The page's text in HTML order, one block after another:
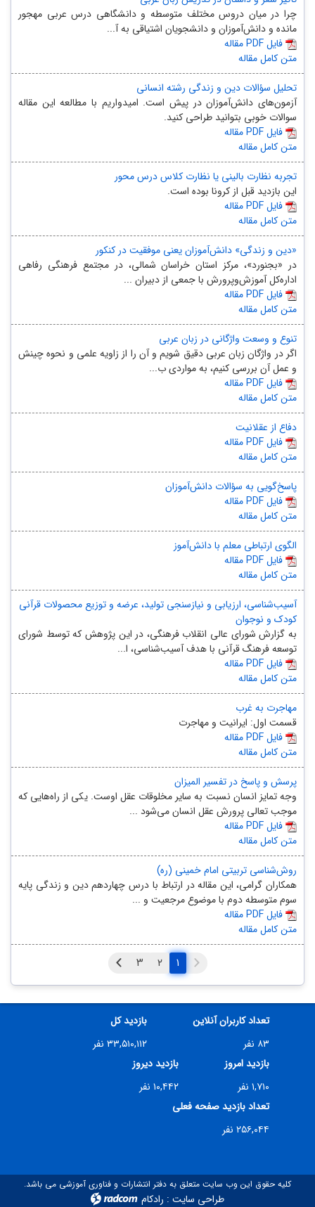
چرا در میان دروس مختلف متوسطه و دانشگاهی درس عربی مهجور
مانده و دانش‌آموزان و دانشجویان اشتیاقی به آ...
مقاله PDF فایل
متن کامل مقاله
تحلیل سؤالات دین و زندگی رشته انسانی
آزمون‌های دانش‌آموزان در پیش است. امیدواریم با مطالعه این مقاله
سوالات خوبی بتوانید طراحی کنید.
مقاله PDF فایل
متن کامل مقاله
تجربه نظارت بالینی یا نظارت کلاس درس محور
این بازدید قبل از کرونا بوده است.
مقاله PDF فایل
متن کامل مقاله
«دین و زندگی» دانش‌آموزان یعنی موفقیت در کنکور
در «بجنورد»، مرکز استان خراسان شمالی، در مجتمع فرهنگی رفاهی
اداره‌کل آموزش‌وپرورش با جمعی از دبیران ...
مقاله PDF فایل
متن کامل مقاله
تنوع و وسعت واژگانی در زبان عربی
اگر در واژگان زبان عربی دقیق شویم و آن را از زاویه علمی و نحوه چینش
و عمل آن بررسی کنیم، به مواردی ب...
مقاله PDF فایل
متن کامل مقاله
دفاع از عقلانیت
مقاله PDF فایل
متن کامل مقاله
پاسخ‌گویی به سؤالات دانش‌آموزان
مقاله PDF فایل
متن کامل مقاله
الگوی ارتباطی معلم با دانش‌آموز
مقاله PDF فایل
متن کامل مقاله
آسیب‌شناسی، ارزیابی و نیازسنجی تولید، عرضه و توزیع محصولات قرآنی
کودک و نوجوان
به گزارش شورای عالی انقلاب فرهنگی، در این پژوهش که توسط شورای
توسعه فرهنگ قرآنی با هدف آسیب‌شناسی، ا...
مقاله PDF فایل
متن کامل مقاله
مهاجرت به غرب
قسمت اول: ایرانیت و مهاجرت
مقاله PDF فایل
متن کامل مقاله
پرسش و پاسخ در تفسیر المیزان
وجه تمایز انسان نسبت به سایر مخلوقات عقل اوست. یکی از راه‌هایی که
موجب تعالی پرورش عقل انسان می‌شود ...
مقاله PDF فایل
متن کامل مقاله
روش‌شناسی تربیتی امام خمینی (ره)
همکاران گرامی، این مقاله در ارتباط با درس چهاردهم دین و زندگی پایه
سوم متوسطه دوم با موضوع مرجعیت و ...
مقاله PDF فایل
متن کامل مقاله
۱
تعداد کاربران آنلاین
۸۳ نفر
بازدید کل
۳۳,۵۱۰,۱۱۲ نفر
بازدید امروز
۱,۷۱۰ نفر
بازدید دیروز
۱۰,۴۴۲ نفر
تعداد بازدید صفحه فعلی
۲۵۶,۰۴۴ نفر
کلیه حقوق این وب سایت متعلق به دفتر انتشارات و فناوری آموزشی می باشد.
طراحی سایت : رادکام radcom